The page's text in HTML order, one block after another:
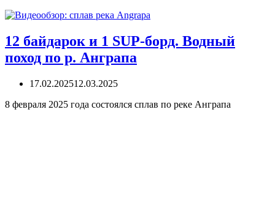
12 байдарок и 1 SUP-борд. Водный
поход по р. Анграпа
17.02.202512.03.2025
8 февраля 2025 года состоялся сплав по реке Анграпа